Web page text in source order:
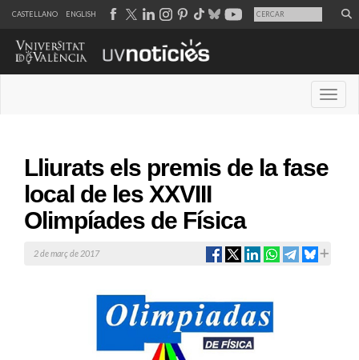
CASTELLANO ENGLISH
Lliurats els premis de la fase
local de les XXVIII
Olimpíades de Física
2 de març de 2017